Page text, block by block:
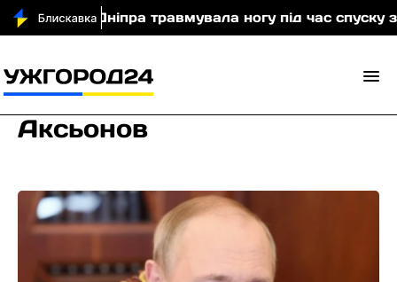
з Дніпра травмувала ногу під час спуску з
Аксьонов